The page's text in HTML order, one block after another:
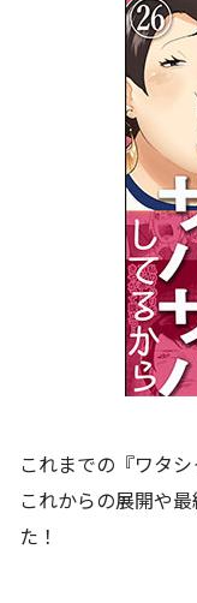
これまでの『ワタ
これからの展開や
た！